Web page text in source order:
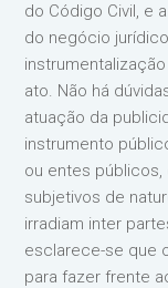
do Código Civil, e
do negócio
ato. Não há
atuação da
instrumento
ou entes
subjetivos de
irradiam inter
esclarece-se que
para fazer frente